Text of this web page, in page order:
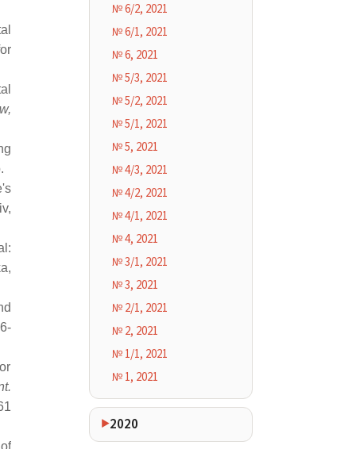
№ 6/2, 2021
№ 6/1, 2021
№ 6, 2021
№ 5/3, 2021
№ 5/2, 2021
№ 5/1, 2021
№ 5, 2021
№ 4/3, 2021
№ 4/2, 2021
№ 4/1, 2021
№ 4, 2021
№ 3/1, 2021
№ 3, 2021
№ 2/1, 2021
№ 2, 2021
№ 1/1, 2021
№ 1, 2021
2020